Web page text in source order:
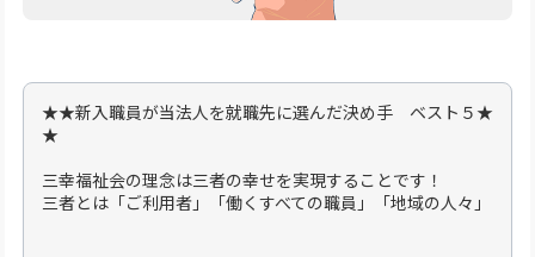
★★新入職員が当法人を就職先に選んだ決め手 ベスト５★
★
三幸福祉会の理念は三者の幸せを実現することです！
三者とは「ご利用者」「働くすべての職員」「地域の人々」